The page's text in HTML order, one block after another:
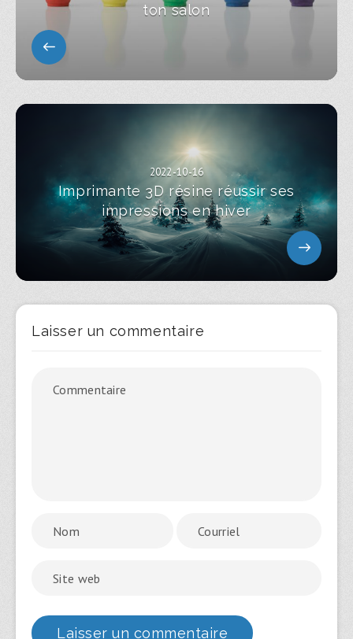
ton salon
2022-10-16
Imprimante 3D résine réussir ses
impressions en hiver
Laisser un commentaire